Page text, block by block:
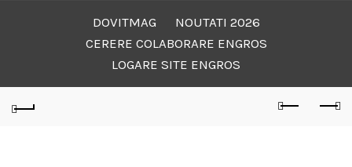
DOVITMAG
NOUTATI 2026
CERERE COLABORARE ENGROS
LOGARE SITE ENGROS